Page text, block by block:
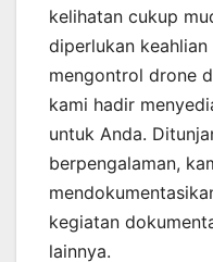
kelihatan cukup
diperlukan
mengontrol drone
kami hadir
untuk Anda.
berpengalaman,
kegiatan
lainnya.